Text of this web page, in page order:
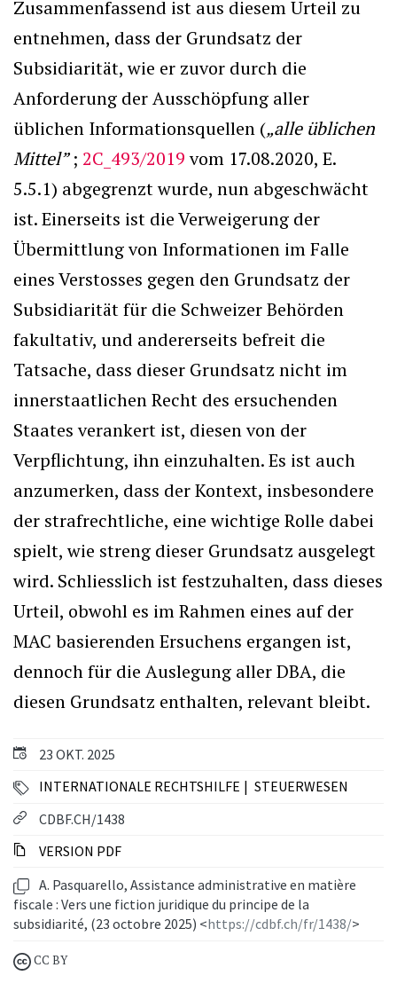
23 OKT. 2025
INTERNATIONALE RECHTSHILFE
STEUERWESEN
CDBF.CH/1438
VERSION PDF
A. Pasquarello, Assistance administrative en matière
fiscale : Vers une fiction juridique du principe de la
subsidiarité, (23 octobre 2025) <https://cdbf.ch/fr/1438/>
CC BY
Zusammenfassend ist aus diesem Urteil zu
entnehmen, dass der Grundsatz der
Subsidiarität, wie er zuvor durch die
Anforderung der Ausschöpfung aller
üblichen Informationsquellen („alle üblichen
Mittel”; 2C_493/2019vom 17.08.2020, E.
5.5.1) abgegrenzt wurde, nun abgeschwächt
ist. Einerseits ist die Verweigerung der
Übermittlung von Informationen im Falle
eines Verstosses gegen den Grundsatz der
Subsidiarität für die Schweizer Behörden
fakultativ, und andererseits befreit die
Tatsache, dass dieser Grundsatz nicht im
innerstaatlichen Recht des ersuchenden
Staates verankert ist, diesen von der
Verpflichtung, ihn einzuhalten. Es ist auch
anzumerken, dass der Kontext, insbesondere
der strafrechtliche, eine wichtige Rolle dabei
spielt, wie streng dieser Grundsatz ausgelegt
wird. Schliesslich ist festzuhalten, dass dieses
Urteil, obwohl es im Rahmen eines auf der
MAC basierenden Ersuchens ergangen ist,
dennoch für die Auslegung aller DBA, die
diesen Grundsatz enthalten, relevant bleibt.